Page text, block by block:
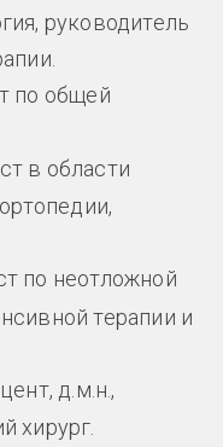
руководитель
по общей
в области
по неотложной
терапии и
д.м.н.,
хирург.